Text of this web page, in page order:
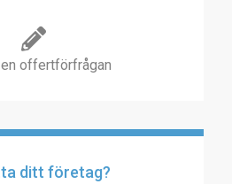
offertförfrågan
ditt företag?